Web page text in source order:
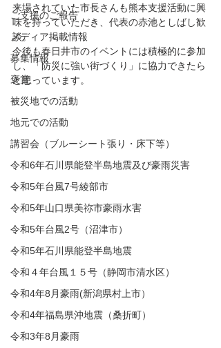
ご支援のご報告
メディア掲載情報
募集情報
褒賞
被災地での活動
地元での活動
講習会（ブルーシート張り・床下等）
令和6年石川県能登半島地震及び豪雨災害
令和5年台風7号綾部市
令和5年山口県美祢市豪雨水害
令和5年台風2号（沼津市）
令和5年石川県能登半島地震
令和４年台風１５号（静岡市清水区）
令和4年8月豪雨(新潟県村上市）
令和4年福島県沖地震（桑折町）
令和3年8月豪雨
来場されていた市長さんも熊本支援活動に興
味を持っていただき、代表の赤池としばし歓
談。
今後も春日井市のイベントには積極的に参加
し、「防災に強い街づくり」に協力できたら
と思っています。